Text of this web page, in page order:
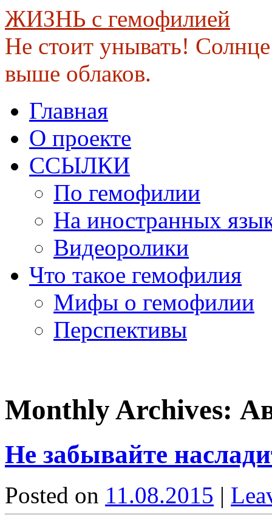
ЖИЗНЬ с гемофилией
Не стоит унывать!
выше облаков.
to
contentГлавная
О проекте
ССЫЛКИ
По гемофилии
На иностранных
Видеоролики
Что такое гемофилия
Мифы о гемофилии
Перспективы
Monthly Archives:
Не забывайте
Posted on 11.08.2015 |